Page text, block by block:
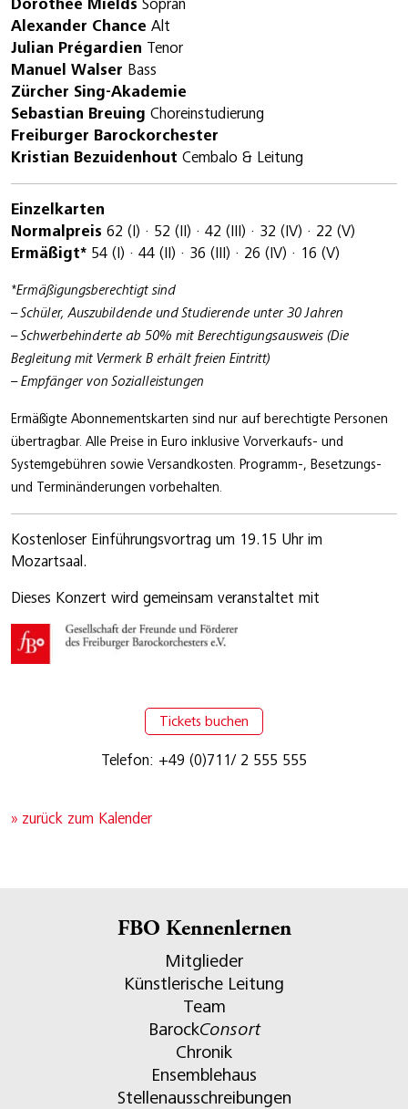
Dorothee Mields Sopran
Alexander Chance Alt
Julian Prégardien Tenor
Manuel Walser Bass
Zürcher Sing-Akademie
Sebastian Breuing Choreinstudierung
Freiburger Barockorchester
Kristian Bezuidenhout Cembalo & Leitung
Einzelkarten
Normalpreis 62 (I) · 52 (II) · 42 (III) · 32 (IV) · 22 (V)
Ermäßigt* 54 (I) · 44 (II) · 36 (III) · 26 (IV) · 16 (V)
*Ermäßigungsberechtigt sind
– Schüler, Auszubildende und Studierende unter 30 Jahren
– Schwerbehinderte ab 50% mit Berechtigungsausweis (Die
Begleitung mit Vermerk B erhält freien Eintritt)
– Empfänger von Sozialleistungen
Ermäßigte Abonnementskarten sind nur auf berechtigte Personen
übertragbar. Alle Preise in Euro inklusive Vorverkaufs- und
Systemgebühren sowie Versandkosten. Programm-, Besetzungs-
und Terminänderungen vorbehalten.
Kostenloser Einführungsvortrag um 19.15 Uhr im
Mozartsaal.
Dieses Konzert wird gemeinsam veranstaltet mit
Tickets buchen
Telefon: +49 (0)711/ 2 555 555
» zurück zum Kalender
FBO Kennenlernen
Mitglieder
Künstlerische Leitung
Team
BarockConsort
Chronik
Ensemblehaus
Stellenausschreibungen